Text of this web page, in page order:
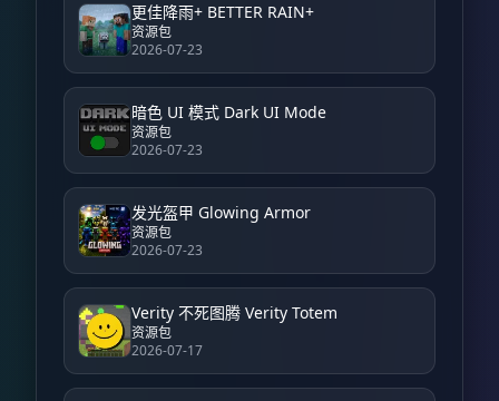
更佳降雨+ BETTER RAIN+
资源包
2026-07-23
暗色 UI 模式 Dark UI Mode
资源包
2026-07-23
发光盔甲 Glowing Armor
资源包
2026-07-23
Verity 不死图腾 Verity Totem
资源包
2026-07-17